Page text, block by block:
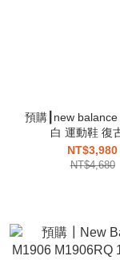
預購┃new
白 運動鞋 復
NT$3,980
NT$4,680